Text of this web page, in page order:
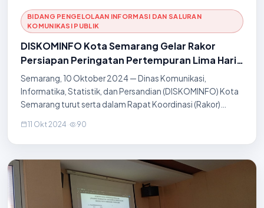
BIDANG PENGELOLAAN INFORMASI DAN SALURAN
KOMUNIKASI PUBLIK
DISKOMINFO Kota Semarang Gelar Rakor
Persiapan Peringatan Pertempuran Lima Hari
di Semarang
Semarang, 10 Oktober 2024 — Dinas Komunikasi,
Informatika, Statistik, dan Persandian (DISKOMINFO) Kota
Semarang turut serta dalam Rapat Koordinasi (Rakor)
yang digelar pada 10 Oktober 2024. Acara ini
11 Okt 2024 · 90